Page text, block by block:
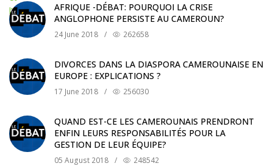
AFRIQUE -DÉBAT: POURQUOI LA CRISE
ANGLOPHONE PERSISTE AU CAMEROUN?
24 June 2018 / 262658
DIVORCES DANS LA DIASPORA CAMEROUNAISE EN
EUROPE : EXPLICATIONS ?
17 June 2018 / 256030
QUAND EST-CE LES CAMEROUNAIS PRENDRONT
ENFIN LEURS RESPONSABILITÉS POUR LA
GESTION DE LEUR ÉQUIPE?
05 August 2018 / 248542